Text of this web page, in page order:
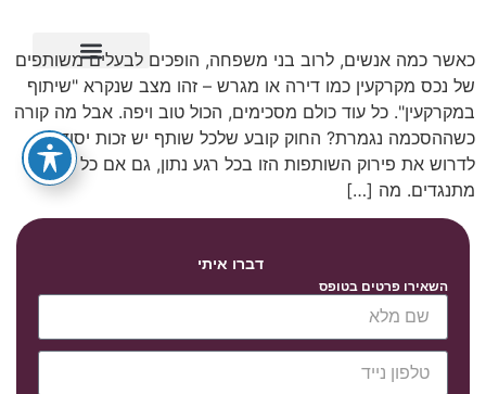
כאשר כמה אנשים, לרוב בני משפחה, הופכים לבעלים משותפים
של נכס מקרקעין כמו דירה או מגרש – זהו מצב שנקרא "שיתוף
במקרקעין". כל עוד כולם מסכימים, הכול טוב ויפה. אבל מה קורה
כשההסכמה נגמרת? החוק קובע שלכל שותף יש זכות יסוד
לדרוש את פירוק השותפות הזו בכל רגע נתון, גם אם כל השאר
מתנגדים. מה […]
דברו איתי
השאירו פרטים בטופס